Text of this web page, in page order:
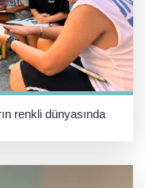
renkli dünyasında